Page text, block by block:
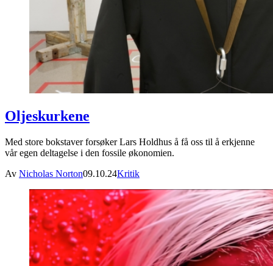
Oljeskurkene
Med store bokstaver forsøker Lars Holdhus å få oss til å erkjenne
vår egen deltagelse i den fossile økonomien.
Av Nicholas Norton09.10.24Kritik